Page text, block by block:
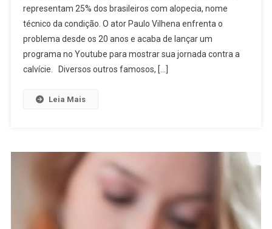
representam 25% dos brasileiros com alopecia, nome
técnico da condição. O ator Paulo Vilhena enfrenta o
problema desde os 20 anos e acaba de lançar um
programa no Youtube para mostrar sua jornada contra a
calvície. Diversos outros famosos, […]
Leia Mais